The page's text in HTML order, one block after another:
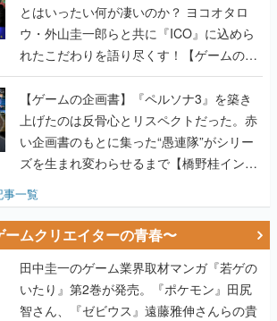
とはいったい何が凄いのか？ ヨコオタロ
ウ・外山圭一郎らと共に『ICO』に込めら
れたこだわりを語り尽くす！【ゲームの企
画書】
【ゲームの企画書】『ペルソナ3』を築き
上げたのは反骨心とリスペクトだった。赤
い企画書のもとに集った“愚連隊”がシリー
ズを生まれ変わらせるまで【橋野桂インタ
事一覧
ムクリエイターの青春〜
田中圭一のゲーム業界取材マンガ『若ゲの
いたり』第2巻が発売。『ポケモン』田尻
智さん、『ゼビウス』遠藤雅伸さんらの貴